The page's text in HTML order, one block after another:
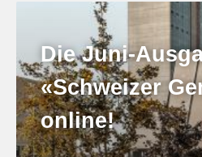
Die Juni-
«Schweizer
online!